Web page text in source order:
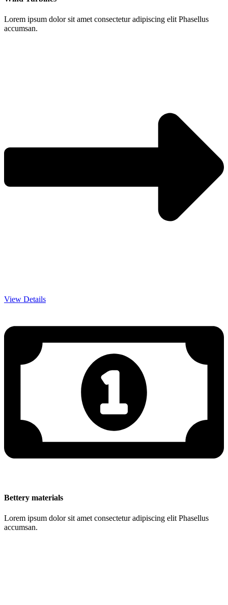
Lorem ipsum dolor sit amet consectetur adipiscing elit Phasellus
accumsan.
View Details
Bettery materials
Lorem ipsum dolor sit amet consectetur adipiscing elit Phasellus
accumsan.